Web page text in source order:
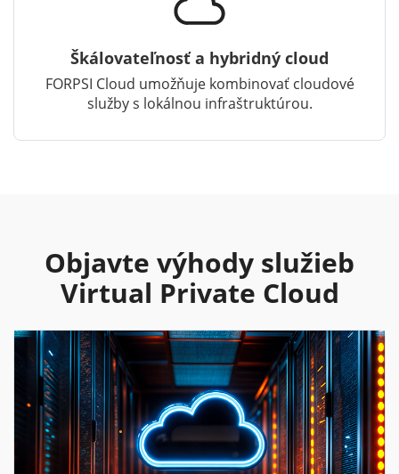
Škálovateľnosť a hybridný cloud
FORPSI Cloud umožňuje kombinovať cloudové
služby s lokálnou infraštruktúrou.
Objavte výhody služieb
Virtual Private Cloud